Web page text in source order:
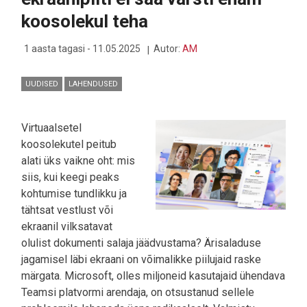
PROOVILE
koosolekul teha
1 aasta tagasi - 11.05.2025 Autor: AM
UUDISED LAHENDUSED
Virtuaalsetel
koosolekutel peitub
alati üks vaikne oht: mis
siis, kui keegi peaks
kohtumise tundlikku ja
tähtsat vestlust või
ekraanil vilksatavat
olulist dokumenti salaja jäädvustama? Ärisaladuse
jagamisel läbi ekraani on võimalikke piilujaid raske
märgata. Microsoft, olles miljoneid kasutajaid ühendava
Teamsi platvormi arendaja, on otsustanud sellele